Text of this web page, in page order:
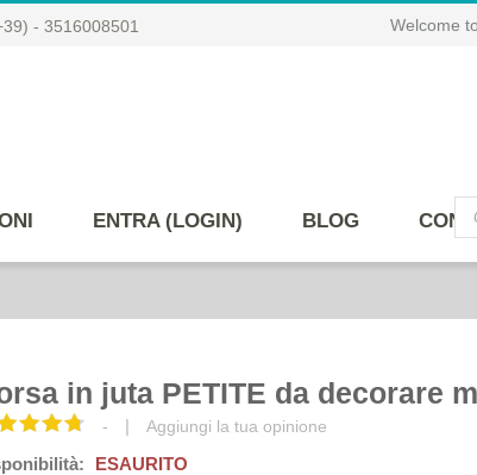
- 3516008501 Welcome
ENTRA (LOGIN) BLOG
in juta PETITE da decorare
- | Aggiungi la tua opinione
ESAURITO